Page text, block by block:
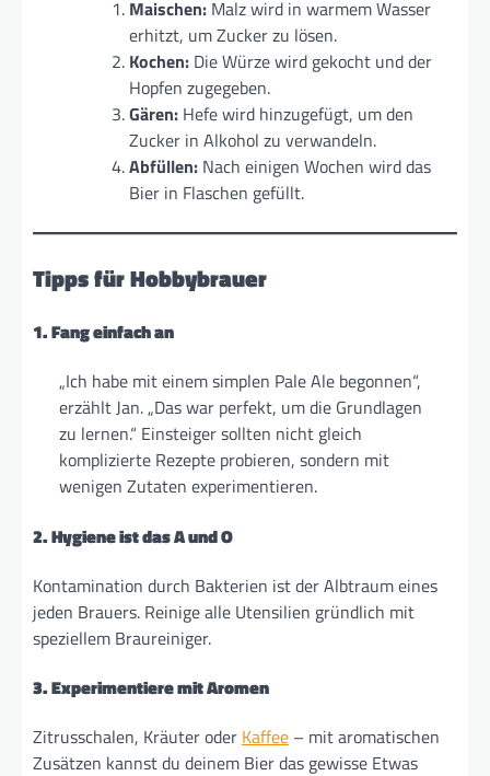
Maischen: Malz wird in warmem Wasser
erhitzt, um Zucker zu lösen.
Kochen: Die Würze wird gekocht und der
Hopfen zugegeben.
Gären: Hefe wird hinzugefügt, um den
Zucker in Alkohol zu verwandeln.
Abfüllen: Nach einigen Wochen wird das
Bier in Flaschen gefüllt.
Tipps für Hobbybrauer
1. Fang einfach an
„Ich habe mit einem simplen Pale Ale begonnen“,
erzählt Jan. „Das war perfekt, um die Grundlagen
zu lernen.“ Einsteiger sollten nicht gleich
komplizierte Rezepte probieren, sondern mit
wenigen Zutaten experimentieren.
2. Hygiene ist das A und O
Kontamination durch Bakterien ist der Albtraum eines
jeden Brauers. Reinige alle Utensilien gründlich mit
speziellem Braureiniger.
3. Experimentiere mit Aromen
Zitrusschalen, Kräuter oder Kaffee – mit aromatischen
Zusätzen kannst du deinem Bier das gewisse Etwas